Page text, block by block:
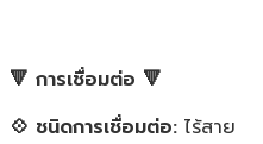
🔻 การเชื่อมต่อ 🔻
💠 ชนิดการเชื่อมต่อ: ไร้สาย